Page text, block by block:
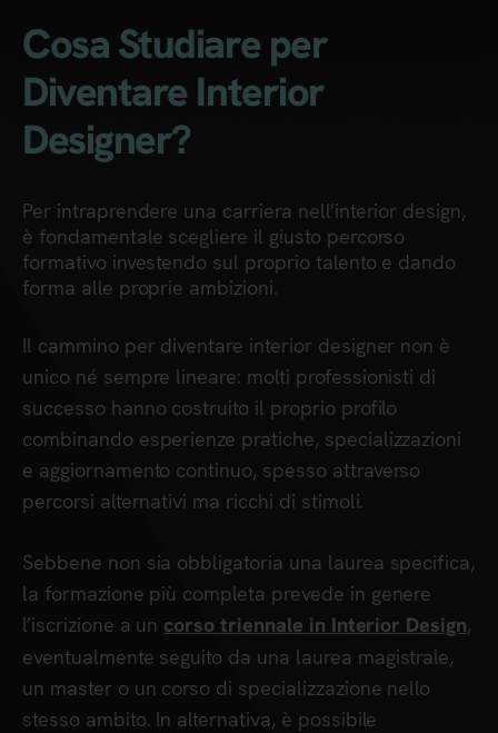
Cosa Studiare per
Diventare Interior
Designer?
Per intraprendere una carriera nell’interior design,
è fondamentale scegliere il giusto percorso
formativo investendo sul proprio talento e dando
forma alle proprie ambizioni.
Il cammino per diventare interior designer non è
unico né sempre lineare: molti professionisti di
successo hanno costruito il proprio profilo
combinando esperienze pratiche, specializzazioni
e aggiornamento continuo, spesso attraverso
percorsi alternativi ma ricchi di stimoli.
Sebbene non sia obbligatoria una laurea specifica,
la formazione più completa prevede in genere
l’iscrizione a un corso triennale in Interior Design,
eventualmente seguito da una laurea magistrale,
un master o un corso di specializzazione nello
stesso ambito. In alternativa, è possibile